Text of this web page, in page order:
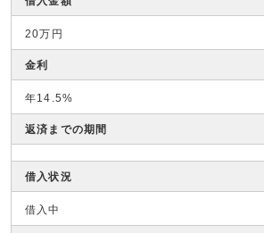
20万円
金利
年14.5%
返済までの期間
借入状況
借入中